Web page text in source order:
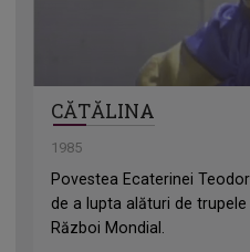
CĂTĂLINA
1985
Povestea Ecaterinei
de a lupta alături de
Război Mondial.